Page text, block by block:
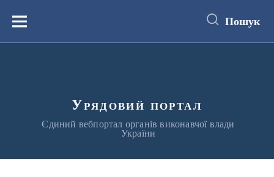
вмістуМеню Пошук
Урядовий портал
Єдиний вебпортал органів виконавчої влади
України